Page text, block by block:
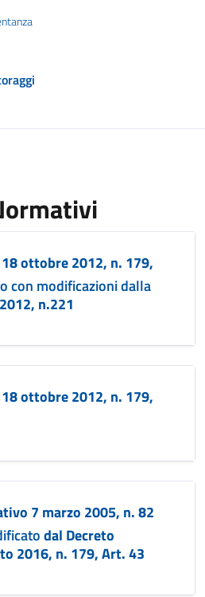
ottobre 2012, n. 179,
con modificazioni dalla
n.221
ottobre 2012, n. 179,
7 marzo 2005, n. 82
dal Decreto
2016, n. 179, Art. 43